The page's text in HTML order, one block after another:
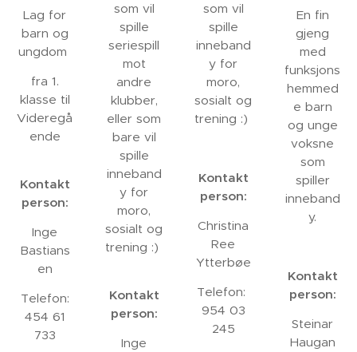
Lag for
barn og
ungdom
fra 1.
klasse til
Videregå
ende
Kontakt
person:
Inge
Bastians
en
Telefon:
454 61
733
som vil
spille
seriespill
mot
andre
klubber,
eller som
bare vil
spille
inneband
y for
moro,
sosialt og
trening :)
Kontakt
person:
Inge
som vil
spille
inneband
y for
moro,
sosialt og
trening :)
Kontakt
person:
Christina
Ree
Ytterbøe
Telefon:
954 03
245
En fin
gjeng
med
funksjons
hemmed
e barn
og unge
voksne
som
spiller
inneband
y.
Kontakt
person:
Steinar
Haugan